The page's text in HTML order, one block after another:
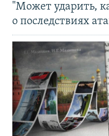
"Может ударить,
о последствиях